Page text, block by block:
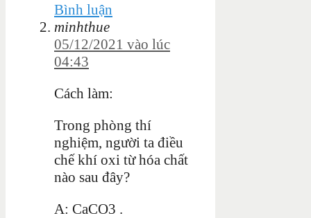
Bình luận
minhthue
05/12/2021 vào lúc
04:43
Cách làm:
Trong phòng thí
nghiệm, người ta điều
chế khí oxi từ hóa chất
nào sau đây?
A: CaCO3 .